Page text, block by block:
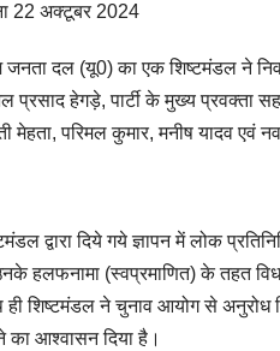
22 अक्टूबर 2024
दल (यू0) का एक शिष्टमंडल ने
प्रसाद हेगड़े, पार्टी के मुख्य प्रवक्ता
मेहता, परिमल कुमार, मनीष यादव एवं
द्वारा दिये गये ज्ञापन में लोक
हलफनामा (स्वप्रमाणित) के तहत
ही शिष्टमंडल ने चुनाव आयोग से अनुरोध
का आश्वासन दिया है।